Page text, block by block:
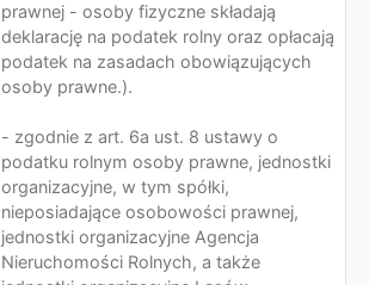
prawnej - osoby fizyczne składają
deklarację na podatek rolny oraz opłacają
podatek na zasadach obowiązujących
osoby prawne.).
- zgodnie z art. 6a ust. 8 ustawy o
podatku rolnym osoby prawne, jednostki
organizacyjne, w tym spółki,
nieposiadające osobowości prawnej,
jednostki organizacyjne Agencja
Nieruchomości Rolnych, a także